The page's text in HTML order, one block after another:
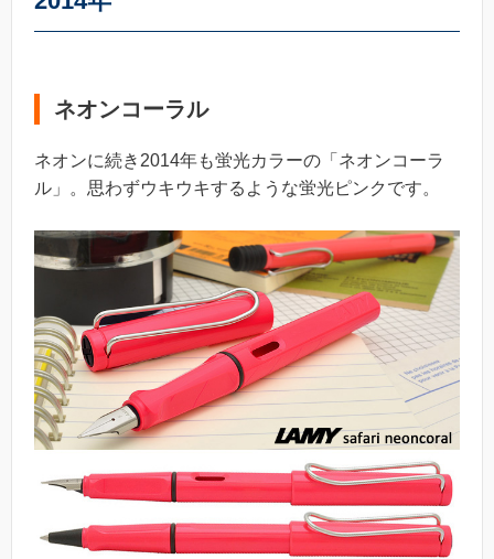
ネオンコーラル
ネオンに続き2014年も蛍光カラーの「ネオンコーラ
ル」。思わずウキウキするような蛍光ピンクです。